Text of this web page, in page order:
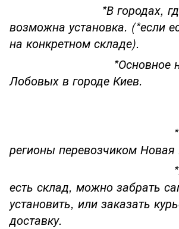
*В городах,
возможна установка. (*если
на конкретном складе).
*Основное
Лобовых в городе Киев.
регионы перевозчиком Новая
*В
есть склад, можно забрать
установить, или заказать
доставку.